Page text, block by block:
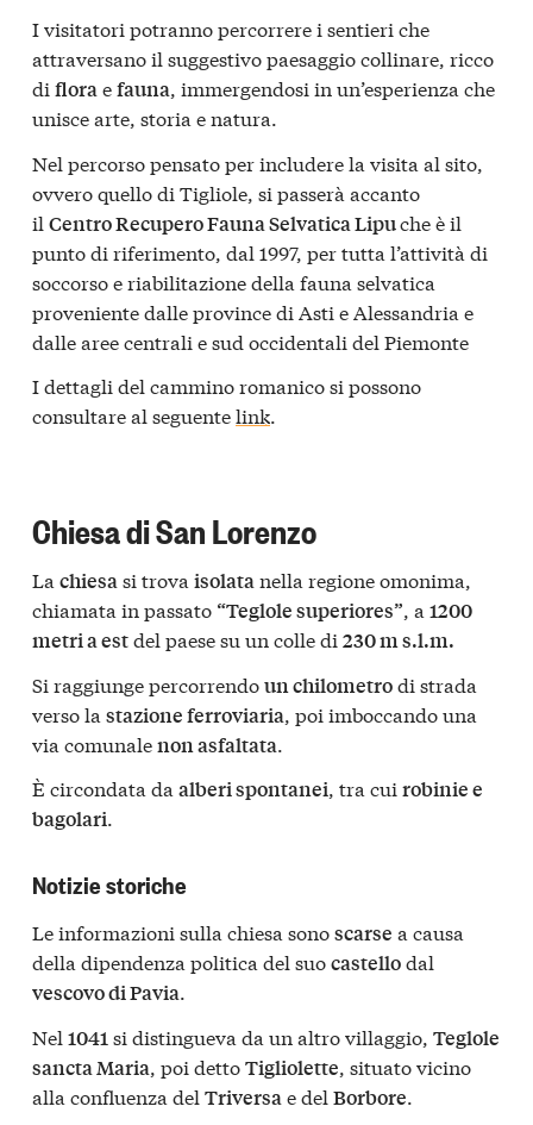
I visitatori potranno percorrere i sentieri che
attraversano il suggestivo paesaggio collinare, ricco
di floraefauna, immergendosi in un’esperienza che
unisce arte, storia e natura.
Nel percorso pensato per includere la visita al sito,
ovvero quello di Tigliole, si passerà accanto
il Centro Recupero Fauna Selvatica Lipuche è il
punto di riferimento, dal 1997, per tutta l’attività di
soccorso e riabilitazione della fauna selvatica
proveniente dalle province di Asti e Alessandria e
dalle aree centrali e sud occidentali del Piemonte
I dettagli del cammino romanico si possono
consultare al seguentelink.
Chiesa di San Lorenzo
La chiesasi trova isolatanella regione omonima,
chiamata in passato “Teglole superiores”, a 1200
metri a estdel paese su un colle di 230 m s.l.m.
Si raggiunge percorrendoun chilometrodi strada
verso la stazione ferroviaria , poi imboccando una
via comunalenon asfaltata
È circondata da alberi spontanei, tra cui robinie e
bagolari.
Notizie storiche
Le informazioni sulla chiesa sonoscarse a causa
della dipendenza politica del suocastellodal
vescovo di Pavia.
Nel 1041si distingueva da un altro villaggio, Teglole
sancta Maria, poi dettoTigliolette, situato vicino
alla confluenza del Triversae del Borbore.